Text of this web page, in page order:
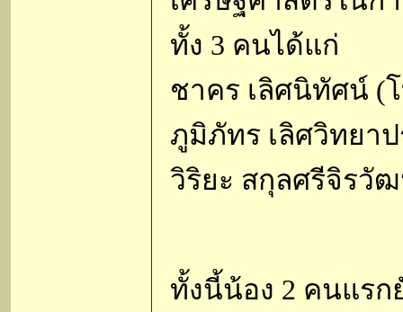
ทั้ง 3 คนได้แก่
ชาคร เลิศนิทัศน์ (
ภูมิภัทร เลิศวิทยา
วิริยะ สกุลศรีจิรวั
ทั้งนี้น้อง 2 คนแรก